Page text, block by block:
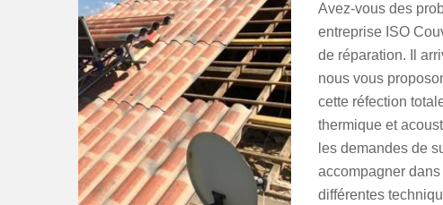
Avez-vous des
entreprise ISO
de réparation. Il
nous vous
cette réfection
thermique et
les demandes de
accompagner
différentes